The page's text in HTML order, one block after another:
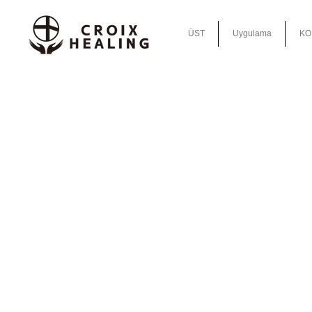
ÜST Uygulama